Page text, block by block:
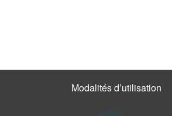
Modalités d’utilisation